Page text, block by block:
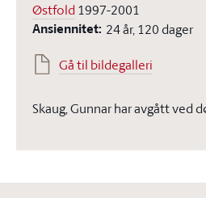
Østfold 1997-2001
Ansiennitet: 24 år, 120 dager
Gå til bildegalleri
Skaug, Gunnar har avgått ved